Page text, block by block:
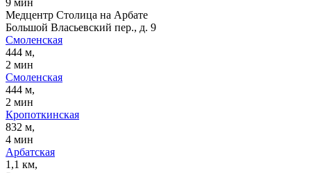
Медцентр Столица на Арбате
Большой Власьевский пер., д. 9
Смоленская
444 м,
2 мин
Смоленская
444 м,
2 мин
Кропоткинская
832 м,
4 мин
Арбатская
1,1 км,